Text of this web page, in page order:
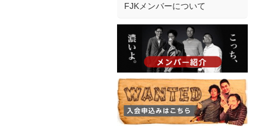
FJKメンバーについて